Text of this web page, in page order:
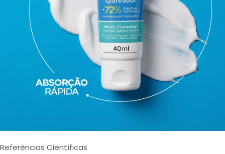
Referências Científicas